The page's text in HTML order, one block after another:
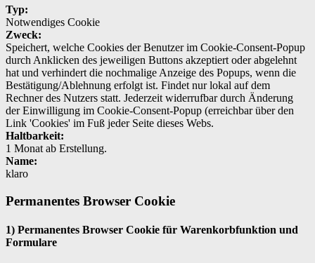
Typ:
Notwendiges Cookie
Zweck:
Speichert, welche Cookies der Benutzer im Cookie-Consent-Popup
durch Anklicken des jeweiligen Buttons akzeptiert oder abgelehnt
hat und verhindert die nochmalige Anzeige des Popups, wenn die
Bestätigung/Ablehnung erfolgt ist. Findet nur lokal auf dem
Rechner des Nutzers statt. Jederzeit widerrufbar durch Änderung
der Einwilligung im Cookie-Consent-Popup (erreichbar über den
Link 'Cookies' im Fuß jeder Seite dieses Webs.
Haltbarkeit:
1 Monat ab Erstellung.
Name:
klaro
Permanentes Browser Cookie
1) Permanentes Browser Cookie für Warenkorbfunktion und
Formulare